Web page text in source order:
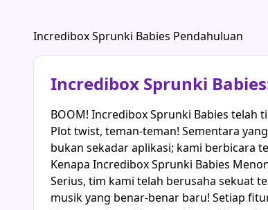
Incredibox Sprunki Babies Pendahuluan
Incredibox Sprunki
BOOM! Incredibox Sprunki Babies telah
Plot twist, teman-teman! Sementara
bukan sekadar aplikasi; kami berbicara
Kenapa Incredibox Sprunki Babies
Serius, tim kami telah berusaha sekuat
musik yang benar-benar baru! Setiap